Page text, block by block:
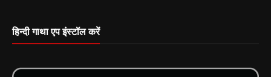
हिन्दी गाथा एप इंस्टॉल करें